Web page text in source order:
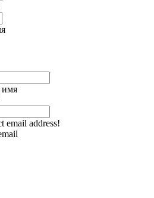
имя
email address!